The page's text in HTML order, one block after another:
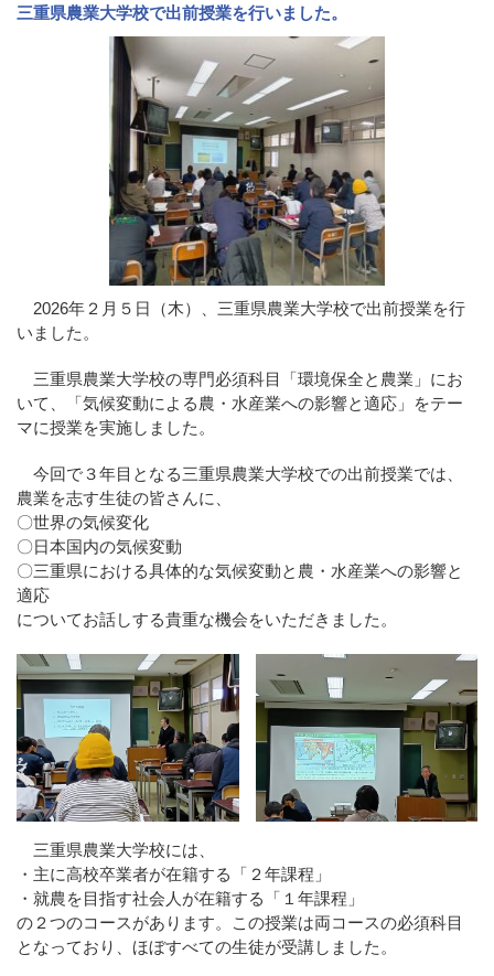
三重県農業大学校で出前授業を行いました。
2026年２月５日（木）、三重県農業大学校で出前授業を行
いました。
三重県農業大学校の専門必須科目「環境保全と農業」にお
いて、「気候変動による農・水産業への影響と適応」をテー
マに授業を実施しました。
今回で３年目となる三重県農業大学校での出前授業では、
農業を志す生徒の皆さんに、
〇世界の気候変化
〇日本国内の気候変動
〇三重県における具体的な気候変動と農・水産業への影響と
適応
についてお話しする貴重な機会をいただきました。
三重県農業大学校には、
・主に高校卒業者が在籍する「２年課程」
・就農を目指す社会人が在籍する「１年課程」
の２つのコースがあります。この授業は両コースの必須科目
となっており、ほぼすべての生徒が受講しました。